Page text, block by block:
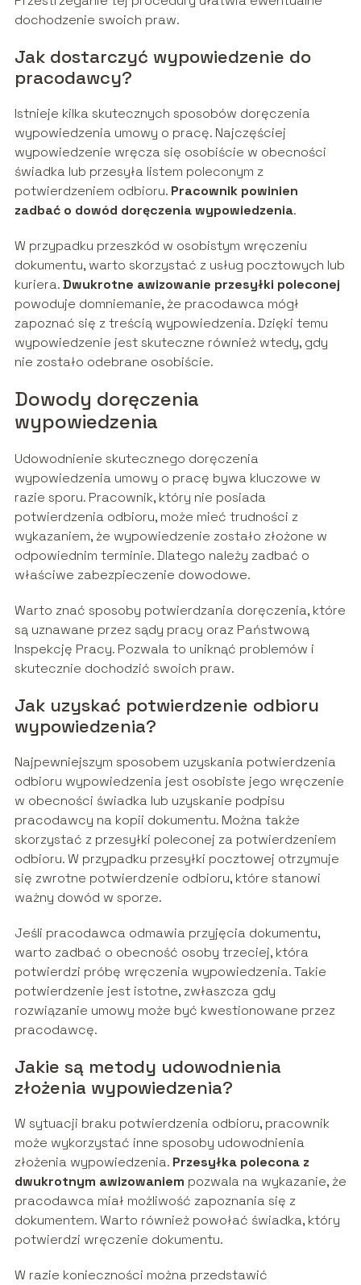
dochodzenie swoich praw.
Jak dostarczyć wypowiedzenie do
pracodawcy?
Istnieje kilka skutecznych sposobów doręczenia
wypowiedzenia umowy o pracę. Najczęściej
wypowiedzenie wręcza się osobiście w obecności
świadka lub przesyła listem poleconym z
potwierdzeniem odbioru. Pracownik powinien
zadbać o dowód doręczenia wypowiedzenia.
W przypadku przeszkód w osobistym wręczeniu
dokumentu, warto skorzystać z usług pocztowych lub
kuriera.Dwukrotne awizowanie przesyłki poleconej
powoduje domniemanie, że pracodawca mógł
zapoznać się z treścią wypowiedzenia. Dzięki temu
wypowiedzenie jest skuteczne również wtedy, gdy
nie zostało odebrane osobiście.
Dowody doręczenia
wypowiedzenia
Udowodnienie skutecznego doręczenia
wypowiedzenia umowy o pracę bywa kluczowe w
razie sporu. Pracownik, który nie posiada
potwierdzenia odbioru, może mieć trudności z
wykazaniem, że wypowiedzenie zostało złożone w
odpowiednim terminie. Dlatego należy zadbać o
właściwe zabezpieczenie dowodowe.
Warto znać sposoby potwierdzania doręczenia, które
są uznawane przez sądy pracy oraz Państwową
Inspekcję Pracy. Pozwala to uniknąć problemów i
skutecznie dochodzić swoich praw.
Jak uzyskać potwierdzenie odbioru
wypowiedzenia?
Najpewniejszym sposobem uzyskania potwierdzenia
odbioru wypowiedzenia jest osobiste jego wręczenie
w obecności świadka lub uzyskanie podpisu
pracodawcy na kopii dokumentu. Można także
skorzystać z przesyłki poleconej za potwierdzeniem
odbioru. W przypadku przesyłki pocztowej otrzymuje
się zwrotne potwierdzenie odbioru, które stanowi
ważny dowód w sporze.
Jeśli pracodawca odmawia przyjęcia dokumentu,
warto zadbać o obecność osoby trzeciej, która
potwierdzi próbę wręczenia wypowiedzenia. Takie
potwierdzenie jest istotne, zwłaszcza gdy
rozwiązanie umowy może być kwestionowane przez
pracodawcę.
Jakie są metody udowodnienia
złożenia wypowiedzenia?
W sytuacji braku potwierdzenia odbioru, pracownik
może wykorzystać inne sposoby udowodnienia
złożenia wypowiedzenia. Przesyłka polecona z
dwukrotnym awizowaniem pozwala na wykazanie, że
pracodawca miał możliwość zapoznania się z
dokumentem. Warto również powołać świadka, który
potwierdzi wręczenie dokumentu.
W razie konieczności można przedstawić